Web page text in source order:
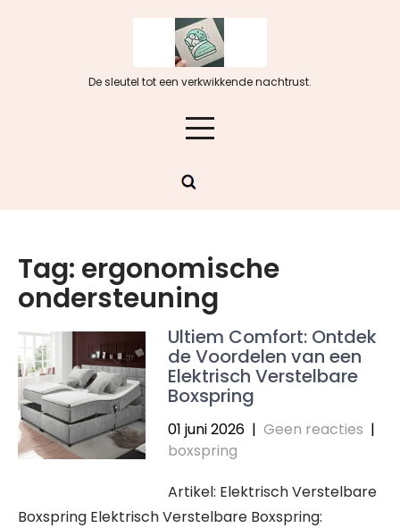
De sleutel tot een verkwikkende nachtrust.
Tag: ergonomische
ondersteuning
Ultiem Comfort: Ontdek
de Voordelen van een
Elektrisch Verstelbare
Boxspring
01 juni 2026 | Geen reacties |
boxspring
Artikel: Elektrisch Verstelbare
Boxspring Elektrisch Verstelbare Boxspring: